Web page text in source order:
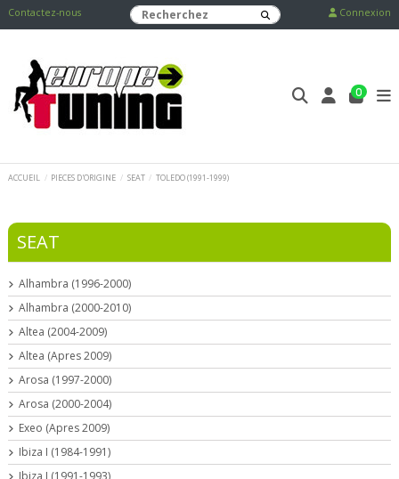
Contactez-nous Connexion
0
ACCUEIL PIECES D'ORIGINE SEAT TOLEDO (1991-1999)
SEAT
Alhambra (1996-2000)
Alhambra (2000-2010)
Altea (2004-2009)
Altea (Apres 2009)
Arosa (1997-2000)
Arosa (2000-2004)
Exeo (Apres 2009)
Ibiza I (1984-1991)